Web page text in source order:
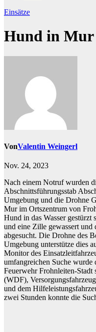
Einsätze
Hund in Mur
VonValentin Weingerl
Nov. 24, 2023
Nach einem Notruf wurden
Abschnittsführungsstab
Umgebung und die Drohne
Mur im Ortszentrum von
Hund in das Wasser
und eine Zille gewassert
abgesucht. Die Drohne des
Umgebung unterstütze dies
Monitor des
umfangreichen Suche wurde
Feuerwehr Frohnleiten-Stadt
(WDF),
und dem
zwei Stunden konnte die